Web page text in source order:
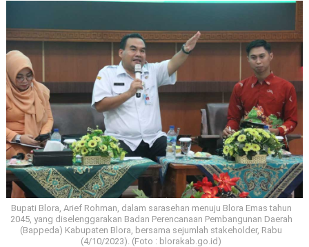
Bupati Blora, Arief Rohman, dalam sarasehan menuju Blora Emas tahun
2045, yang diselenggarakan Badan Perencanaan Pembangunan Daerah
(Bappeda) Kabupaten Blora, bersama sejumlah stakeholder, Rabu
(4/10/2023). (Foto : blorakab.go.id)